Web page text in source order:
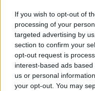
If you wish to opt-out of
processing of your
targeted advertising by
section to confirm your
opt-out request is
interest-based ads
us or personal
your opt-out. You may